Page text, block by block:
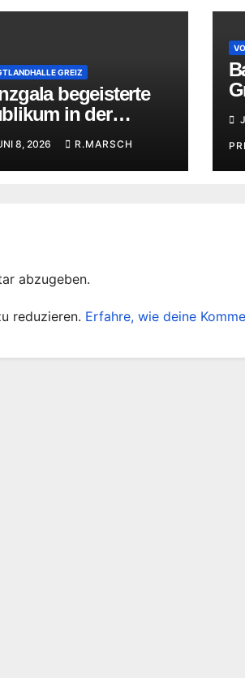
GREIZ
begeisterte
in der
8, 2026 R.MARSCH
abzugeben.
reduzieren. Erfahre, wie deine